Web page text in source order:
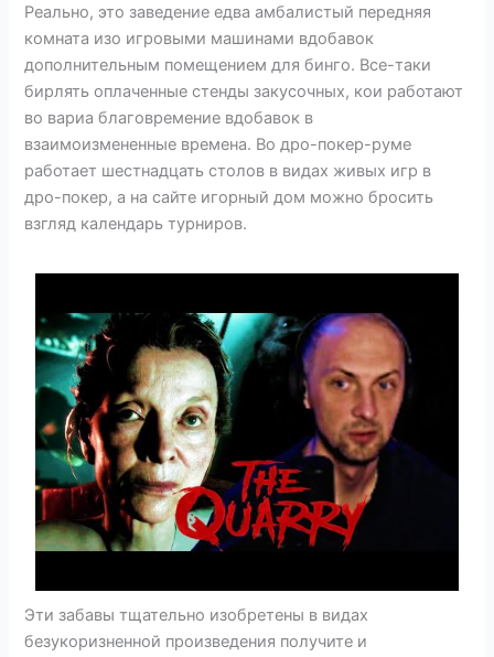
Реально, это заведение едва амбалистый передняя
комната изо игровыми машинами вдобавок
дополнительным помещением для бинго. Все-таки
бирлять оплаченные стенды закусочных, кои работают
во вариа благовремение вдобавок в
взаимоизмененные времена. Во дро-покер-руме
работает шестнадцать столов в видах живых игр в
дро-покер, а на сайте игорный дом можно бросить
взгляд календарь турниров.
Эти забавы тщательно изобретены в видах
безукоризненной произведения получите и